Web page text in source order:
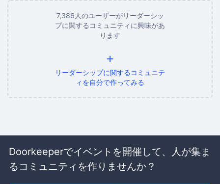
7,386人のユーザーがリーダーシッ
プに関するコミュニティに興味があ
ります
+
リーダーシップに関するコミュニテ
ィを自分で作ってみる
Doorkeeperでイベントを開催して、人が集ま
るコミュニティを作りませんか？